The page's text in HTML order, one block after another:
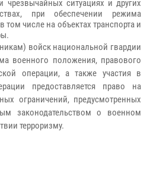
чрезвычайных ситуациях и других
при обеспечении режима
числе на объектах транспорта и
войск национальной гвардии
военного положения, правового
операции, а также участия в
предоставляется право на
ограничений, предусмотренных
законодательством о военном
терроризму.